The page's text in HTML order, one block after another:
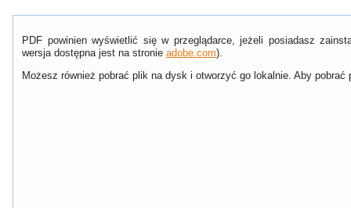
PDF powinien wyświetlić się w przeglądarce, jeżeli posiadasz
wersja dostępna jest na stronie adobe.com).
Możesz również pobrać plik na dysk i otworzyć go lokalnie. Aby